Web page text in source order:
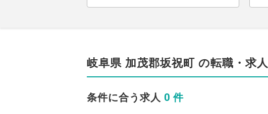
岐阜県 加茂郡坂祝町 の転職・求人
条件に合う求人 0 件